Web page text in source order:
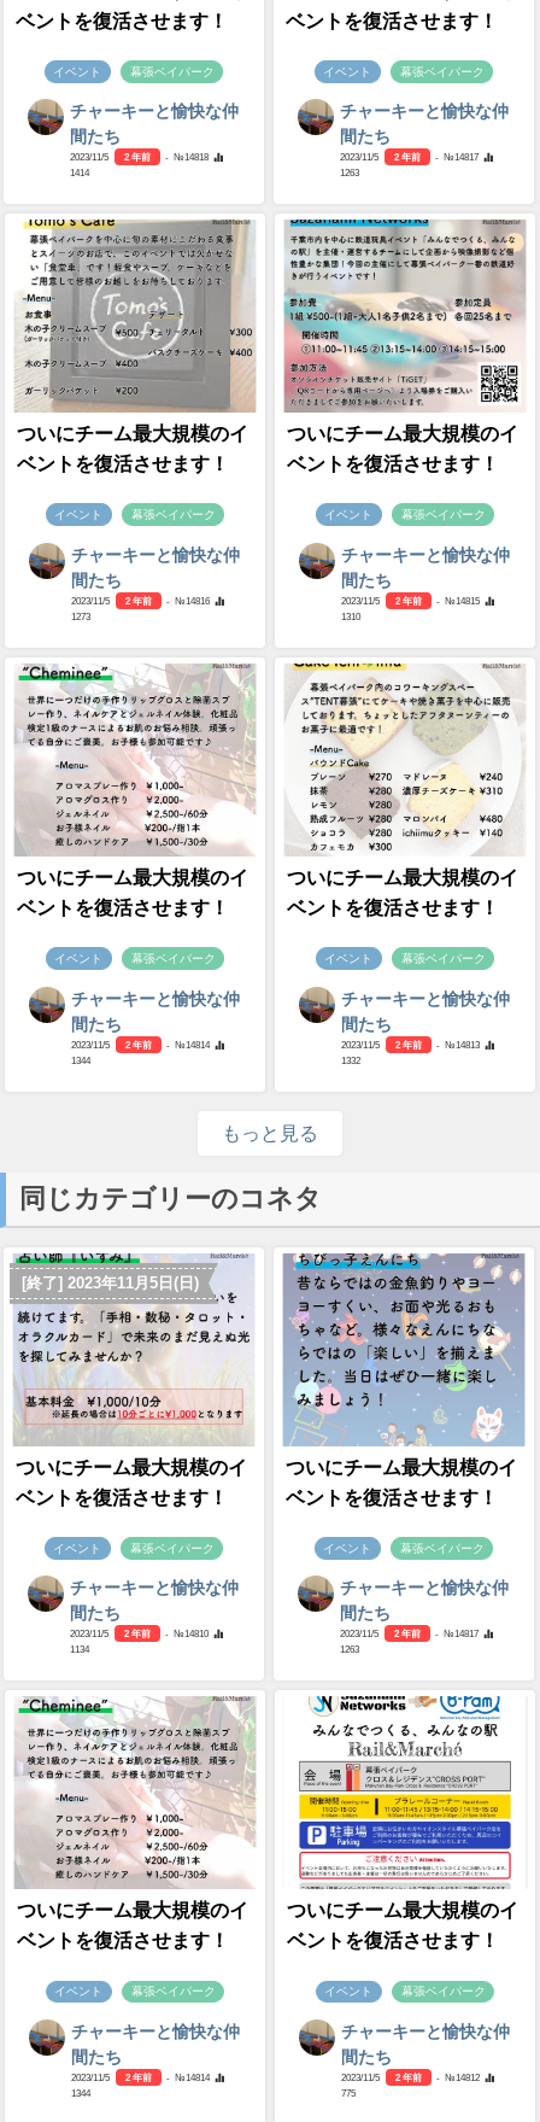
ベントを復活させます！
イベント 幕張ベイパーク
チャーキーと愉快な仲
間たち
2023/11/5 2 年前
- №14818
1414
ベントを復活させます！
イベント 幕張ベイパーク
チャーキーと愉快な仲
間たち
2023/11/5 2 年前
- №14817
1263
ついにチーム最大規模のイ
ベントを復活させます！
イベント 幕張ベイパーク
チャーキーと愉快な仲
間たち
2023/11/5 2 年前
- №14816
1273
ついにチーム最大規模のイ
ベントを復活させます！
イベント 幕張ベイパーク
チャーキーと愉快な仲
間たち
2023/11/5 2 年前
- №14815
1310
ついにチーム最大規模のイ
ベントを復活させます！
イベント 幕張ベイパーク
チャーキーと愉快な仲
間たち
2023/11/5 2 年前
- №14814
1344
ついにチーム最大規模のイ
ベントを復活させます！
イベント 幕張ベイパーク
チャーキーと愉快な仲
間たち
2023/11/5 2 年前
- №14813
1332
もっと見る
同じカテゴリーのコネタ
[終了] 2023年11月5日(日)
ついにチーム最大規模のイ
ベントを復活させます！
イベント 幕張ベイパーク
チャーキーと愉快な仲
間たち
2023/11/5 2 年前
- №14810
1134
ついにチーム最大規模のイ
ベントを復活させます！
イベント 幕張ベイパーク
チャーキーと愉快な仲
間たち
2023/11/5 2 年前
- №14817
1263
ついにチーム最大規模のイ
ベントを復活させます！
イベント 幕張ベイパーク
チャーキーと愉快な仲
間たち
2023/11/5 2 年前
- №14814
1344
ついにチーム最大規模のイ
ベントを復活させます！
イベント 幕張ベイパーク
チャーキーと愉快な仲
間たち
2023/11/5 2 年前
- №14812
775